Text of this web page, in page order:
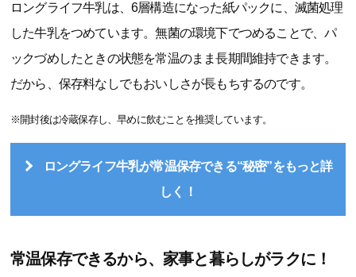
ロングライフ牛乳は、6層構造になった紙パックに、滅菌処理
した牛乳をつめています。無菌の環境下でつめることで、パ
ックづめしたときの状態を常温のまま長期間維持できます。
だから、保存料なしでもおいしさが長もちするのです。
※開封後は冷蔵保存し、早めに飲むことを推奨しています。
ロングライフ牛乳が常温保存できる“秘密”をもっと詳
しく！
常温保存できるから、家事と暮らしがラクに！